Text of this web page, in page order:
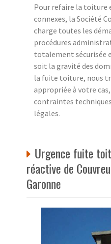
Pour refaire la toiture
connexes, la Société
charge toutes les
procédures
totalement sécurisée
soit la gravité des
la fuite toiture, nous
appropriée à votre
contraintes
légales.
Urgence fuite
réactive de
Garonne